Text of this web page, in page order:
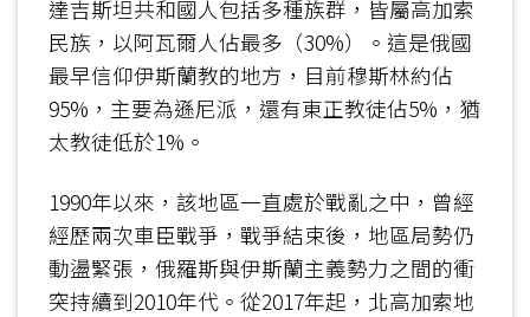
達吉斯坦共和國人包括多種族群，皆屬高加索
民族，以阿瓦爾人佔最多（30%）。這是俄國
最早信仰伊斯蘭教的地方，目前穆斯林約佔
95%，主要為遜尼派，還有東正教徒佔5%，猶
太教徒低於1%。
1990年以來，該地區一直處於戰亂之中，曾經
經歷兩次車臣戰爭，戰爭結束後，地區局勢仍
動盪緊張，俄羅斯與伊斯蘭主義勢力之間的衝
突持續到2010年代。從2017年起，北高加索地